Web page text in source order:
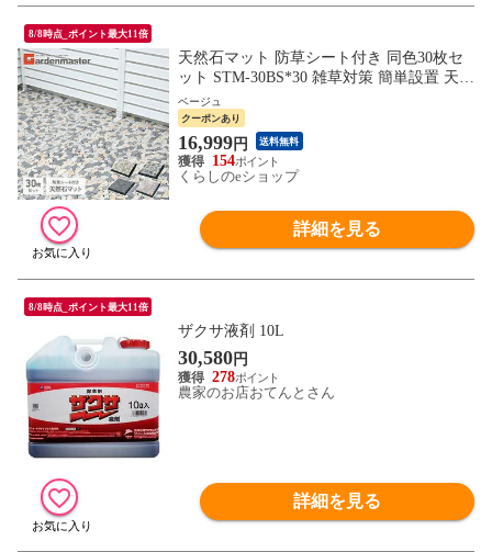
8/8時点_ポイント最大11倍
天然石マット 防草シート付き 同色30枚セ
ット STM-30BS*30 雑草対策 簡単設置 天然
石タイル おしゃれ 山善 YAMAZEN ガーデ
ンマスター 【送料無料】
ベージュ
クーポンあり
16,999円 送料無料
154
くらしのeショップ
詳細を見る
8/8時点_ポイント最大11倍
ザクサ液剤 10L
30,580円
278
農家のお店おてんとさん
詳細を見る